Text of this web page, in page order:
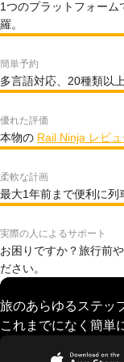
1つのプラットフォー
羅。
簡単予約
多言語対応、20種類以
優れた評価
本物の Rail Ninja レビュ
柔軟な計画
最大1年前まで便利に列
実際の人によるサポート
お困りですか？旅行前
ださい。
旅のあらゆるステッ
これまでになく簡単